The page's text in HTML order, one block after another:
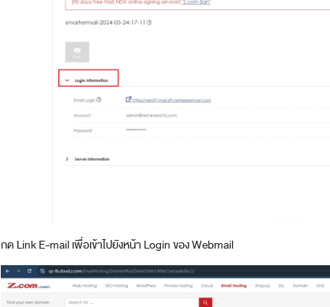
กด Link E-mail เพื่อเข้าไปยังหน้า Login ของ Webmail